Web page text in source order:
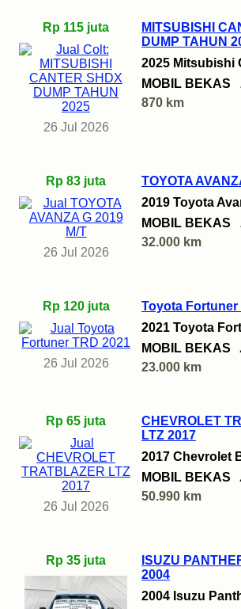
Rp 115 juta
26 Jul 2026
MITSUBISHI
DUMP TAHUN
2025 Mitsubishi
MOBIL BEKAS
870 km
Rp 83 juta
26 Jul 2026
TOYOTA
2019 Toyota
MOBIL BEKAS
32.000 km
Rp 120 juta
26 Jul 2026
Toyota Fortuner
2021 Toyota
MOBIL BEKAS
23.000 km
Rp 65 juta
26 Jul 2026
CHEVROLET
LTZ 2017
2017 Chevrolet
MOBIL BEKAS
50.990 km
Rp 35 juta
ISUZU
2004
2004 Isuzu